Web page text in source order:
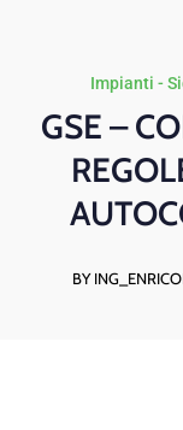
Impianti -
GSE –
BY